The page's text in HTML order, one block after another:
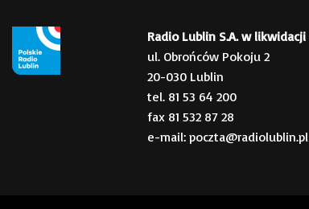
Radio Lublin S.A. w likwidacji
ul. Obrońców Pokoju 2
20-030 Lublin
tel. 81 53 64 200
fax 81 532 87 28
e-mail: poczta@radiolublin.pl